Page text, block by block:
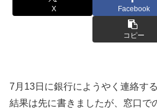
X Facebook
コピー
7月13日に銀行にようやく連絡す
結果は先に書きましたが、窓口で